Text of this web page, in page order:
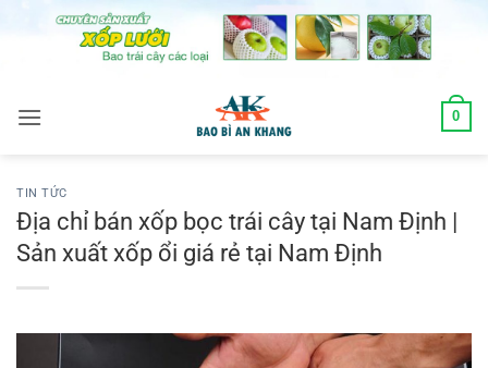
0
TIN TỨC
Địa chỉ bán xốp bọc trái cây tại Nam Định |
Sản xuất xốp ổi giá rẻ tại Nam Định